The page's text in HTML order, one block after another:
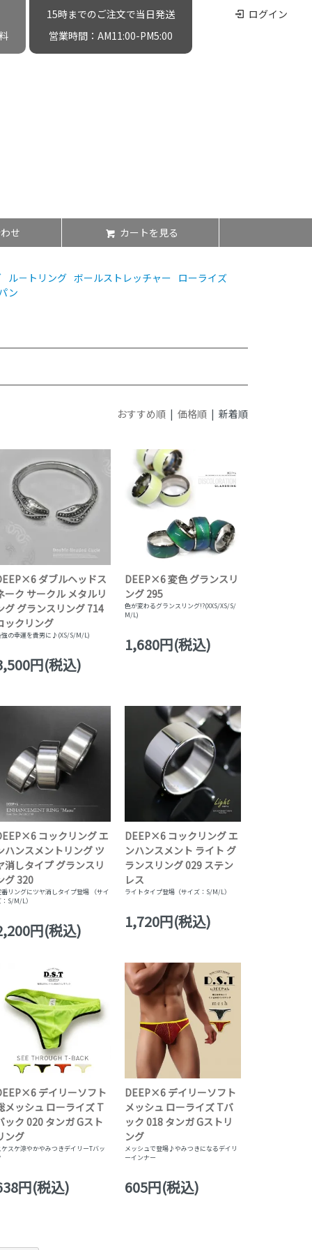
ログイン
15時までのご注文で当日発送
営業時間：AM11:00-PM5:00
せ カートを見る
ル－トリング ボールストレッチャー ローライズ
ン
おすすめ順| 価格順| 新着順
ダブルヘッドス
ーク サークル メタルリ
グ グランスリング 714
ックリング
強の幸運を貴男に♪(XS/S/M/L)
円(税込)
DEEP×6 変色 グランスリ
ング 295
色が変わるグランスリング!?(XXS/XS/S/
M/L)
1,680円(税込)
コックリング エ
ハンスメントリング ツ
消しタイプ グランスリ
グ 320
番リングにツヤ消しタイプ登場 （サイ
：S/M/L）
円(税込)
DEEP×6 コックリング エ
ンハンスメント ライト グ
ランスリング 029 ステン
レス
ライトタイプ登場（サイズ：S/M/L）
1,720円(税込)
デイリーソフト
メッシュ ローライズ T
ック 020 タンガ Gスト
ング
ケスケ涼やかやみつきデイリーTバッ
円(税込)
DEEP×6 デイリーソフト
メッシュ ローライズ Tバ
ック 018 タンガ Gストリ
ング
メッシュで登場♪やみつきになるデイリ
ーインナー
605円(税込)